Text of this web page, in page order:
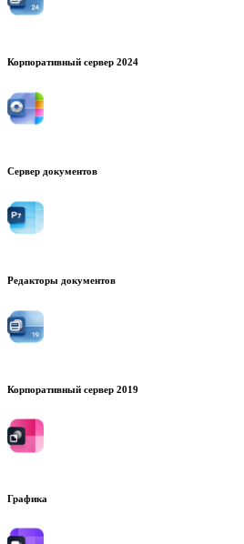
Корпоративный сервер 2024
Сервер документов
Редакторы документов
Корпоративный сервер 2019
Графика